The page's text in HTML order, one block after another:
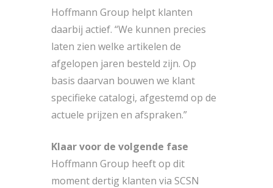
Hoffmann Group helpt klanten
daarbij actief. “We kunnen precies
laten zien welke artikelen de
afgelopen jaren besteld zijn. Op
basis daarvan bouwen we klant
specifieke catalogi, afgestemd op de
actuele prijzen en afspraken.”
Klaar voor de volgende fase
Hoffmann Group heeft op dit
moment dertig klanten via SCSN